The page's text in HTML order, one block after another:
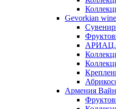
Gevorkian
Армения Вайн